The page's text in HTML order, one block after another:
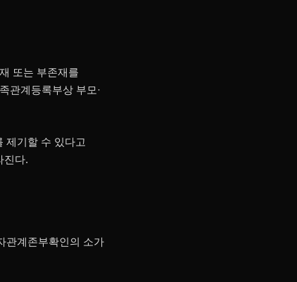
또는 부존재를
관계등록부상 부모·
제기할 수 있다고
진다.
관계존부확인의 소가